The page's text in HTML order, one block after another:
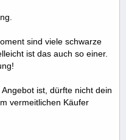
sind viele schwarze
ist das auch so einer.
ist, dürfte nicht dein
vermeitlichen Käufer